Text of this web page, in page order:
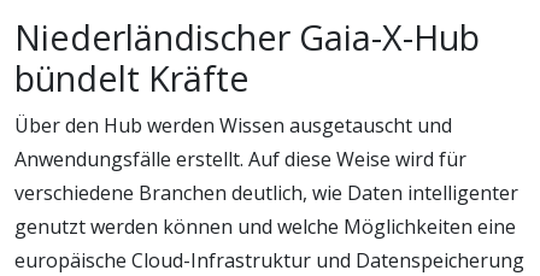
Niederländischer Gaia-X-Hub
bündelt Kräfte
Über den Hub werden Wissen ausgetauscht und
Anwendungsfälle erstellt. Auf diese Weise wird für
verschiedene Branchen deutlich, wie Daten intelligenter
genutzt werden können und welche Möglichkeiten eine
europäische Cloud-Infrastruktur und Datenspeicherung